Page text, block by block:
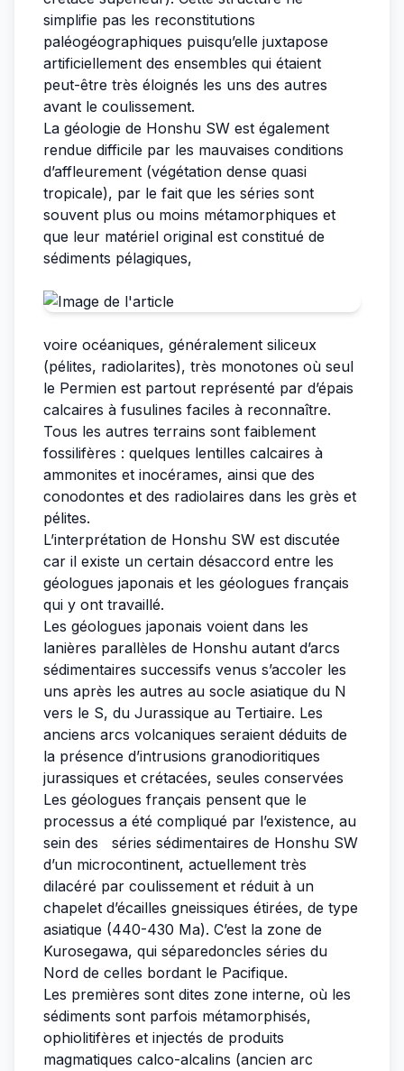
simplifie pas les reconstitutions
paléogéographiques puisqu’elle juxtapose
artificiellement des ensembles qui étaient
peut-être très éloignés les uns des autres
avant le coulissement.
La géologie de Honshu SW est également
rendue difficile par les mauvaises conditions
d’affleurement (végétation dense quasi
tropicale), par le fait que les séries sont
souvent plus ou moins métamorphiques et
que leur matériel original est constitué de
sédiments pélagiques,
voire océaniques, généralement siliceux
(pélites, radiolarites), très monotones où seul
le Permien est partout représenté par d’épais
calcaires à fusulines faciles à reconnaître.
Tous les autres terrains sont faiblement
fossilifères : quelques lentilles calcaires à
ammonites et inocérames, ainsi que des
conodontes et des radiolaires dans les grès et
pélites.
L’interprétation de Honshu SW est discutée
car il existe un certain désaccord entre les
géologues japonais et les géologues français
qui y ont travaillé.
Les géologues japonais voient dans les
lanières parallèles de Honshu autant d’arcs
sédimentaires successifs venus s’accoler les
uns après les autres au socle asiatique du N
vers le S, du Jurassique au Tertiaire. Les
anciens arcs volcaniques seraient déduits de
la présence d’intrusions granodioritiques
jurassiques et crétacées, seules conservées
Les géologues français pensent que le
processus a été compliqué par l’existence, au
sein des séries sédimentaires de Honshu SW
d’un microcontinent, actuellement très
dilacéré par coulissement et réduit à un
chapelet d’écailles gneissiques étirées, de type
asiatique (440-430 Ma). C’est la zone de
Kurosegawa, qui séparedoncles séries du
Nord de celles bordant le Pacifique.
Les premières sont dites zone interne, où les
sédiments sont parfois métamorphisés,
ophiolitifères et injectés de produits
magmatiques calco-alcalins (ancien arc